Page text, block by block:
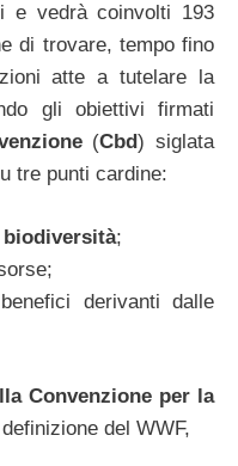
vedrà coinvolti 193
di trovare, tempo fino
atte a tutelare la
gli obiettivi firmati
(Cbd) siglata
tre punti cardine:
biodiversità;
derivanti dalle
Convenzione per la
del WWF,